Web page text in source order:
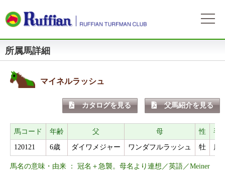
所属馬詳細
マイネルラッシュ
カタログを見る 父馬紹介を見る
馬コード 年齢 父 母 性 毛
120121 6歳 ダイワメジャー ワンダフルラッシュ 牡 鹿
馬名の意味・由来 ： 冠名＋急襲。母名より連想／英語／Meiner
会員サービスとイベント
お申込方法
費用と分配等
クラブ規約
募集馬ラインナップ
募集馬情報一覧
出走情報
出走確定
出走結果
所属馬情報
所属馬一覧
リンク集
ログイン
自動ログイン パスワードをお忘れの方